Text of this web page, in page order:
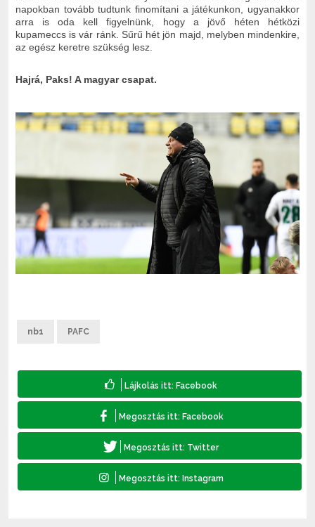
napokban tovább tudtunk finomítani a játékunkon, ugyanakkor
arra is oda kell figyelnünk, hogy a jövő héten hétközi
kupameccs is vár ránk. Sűrű hét jön majd, melyben mindenkire,
az egész keretre szükség lesz.
Hajrá, Paks! A magyar csapat.
nb1 PAFC